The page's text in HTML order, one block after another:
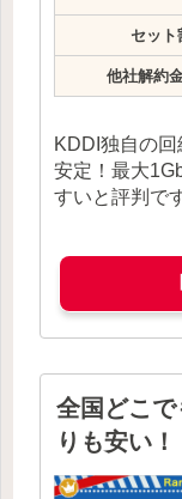
セット
他社解約
KDDI独自の
安定！最大
すいと評判で
全国どこ
りも安い